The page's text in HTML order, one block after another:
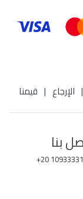
| الإرجاع | قيمنا
بنا
+20